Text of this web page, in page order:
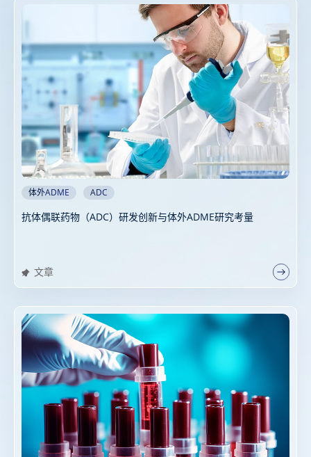
体外ADME ADC
抗体偶联药物（ADC）研发创新与体外ADME研究考量
文章